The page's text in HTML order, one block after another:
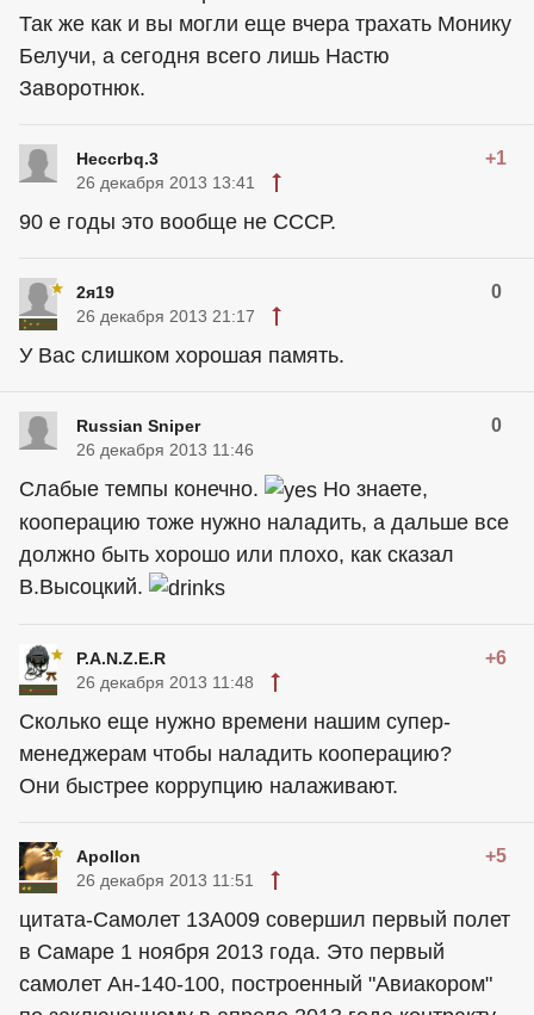
Так же как и вы могли еще вчера трахать Монику
Белучи, а сегодня всего лишь Настю
Заворотнюк.
Heccrbq.3 +1
26 декабря 2013 13:41
90 е годы это вообще не СССР.
2я19 0
26 декабря 2013 21:17
У Вас слишком хорошая память.
Russian Sniper 0
26 декабря 2013 11:46
Слабые темпы конечно.
Но знаете,
кооперацию тоже нужно наладить, а дальше все
должно быть хорошо или плохо, как сказал
В.Высоцкий.
P.A.N.Z.E.R +6
26 декабря 2013 11:48
Сколько еще нужно времени нашим супер-
менеджерам чтобы наладить кооперацию?
Они быстрее коррупцию налаживают.
Apollon +5
26 декабря 2013 11:51
цитата-Самолет 13А009 совершил первый полет
в Самаре 1 ноября 2013 года. Это первый
самолет Ан-140-100, построенный "Авиакором"